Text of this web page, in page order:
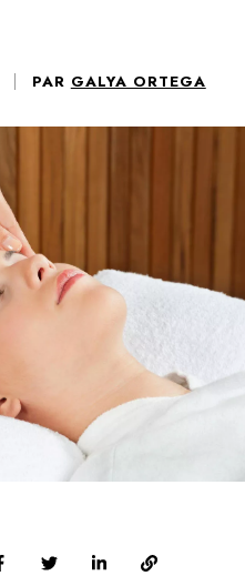
PAR GALYA ORTEGA